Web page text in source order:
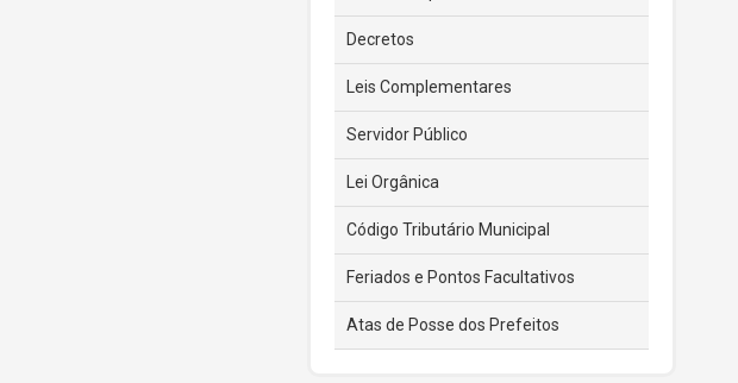
Decretos
Leis Complementares
Servidor Público
Lei Orgânica
Código Tributário Municipal
Feriados e Pontos Facultativos
Atas de Posse dos Prefeitos